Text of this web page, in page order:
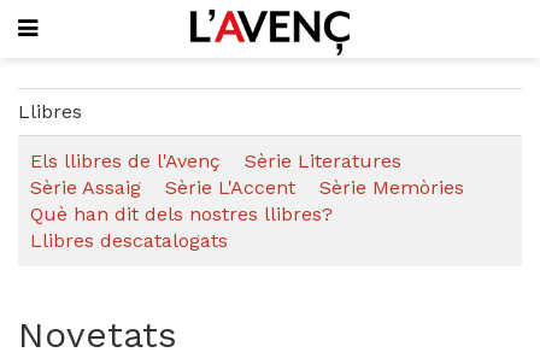
PORTADA
QUI SOM
L'AVENÇ PAPER
PLECS D'HISTÒRIA LOCAL
AGENDA
VIDEOTECA
Llibres
Els llibres de l'Avenç
Sèrie Literatures
Sèrie Assaig
Sèrie L'Accent
Sèrie Memòries
Què han dit dels nostres llibres?
Llibres descatalogats
Novetats